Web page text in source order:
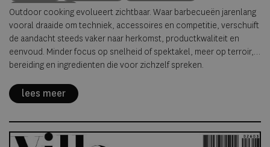
premium beef
Outdoor cooking evolueert zichtbaar. Waar barbecueën jarenlang
vooral draaide om techniek, accessoires en competitie, verschuift
de aandacht steeds vaker naar herkomst, productkwaliteit en
eenvoud. Minder focus op snelheid of spektakel, meer op terroir,
bereiding en ingredienten die voor zichzelf spreken.
lees meer